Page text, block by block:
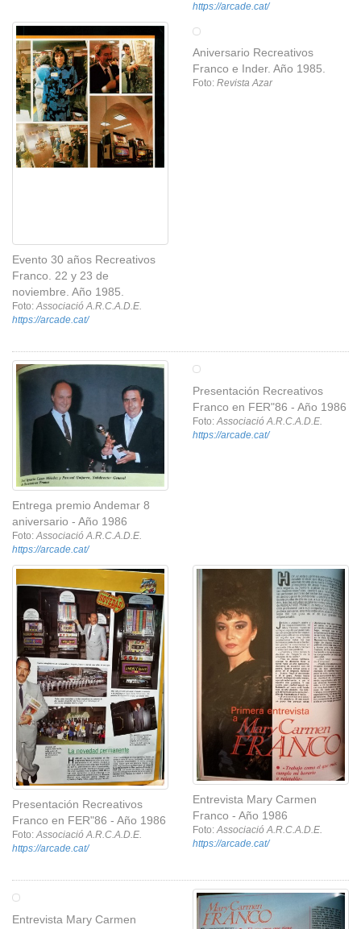
https://arcade.cat/
Evento 30 años Recreativos
Franco. 22 y 23 de
noviembre. Año 1985.
Foto:Associació A.R.C.A.D.E.
https://arcade.cat/
Aniversario Recreativos
Franco e Inder. Año 1985.
Foto: Revista Azar
Entrega premio Andemar 8
aniversario - Año 1986
Foto:Associació A.R.C.A.D.E.
https://arcade.cat/
Presentación Recreativos
Franco en FER"86 - Año 1986
Foto:Associació A.R.C.A.D.E.
https://arcade.cat/
Presentación Recreativos
Franco en FER"86 - Año 1986
Foto: Associació A.R.C.A.D.E.
https://arcade.cat/
Entrevista Mary Carmen
Franco - Año 1986
Foto:Associació A.R.C.A.D.E.
https://arcade.cat/
Entrevista Mary Carmen